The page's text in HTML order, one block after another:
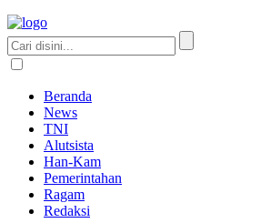
Beranda
News
TNI
Alutsista
Han-Kam
Pemerintahan
Ragam
Redaksi